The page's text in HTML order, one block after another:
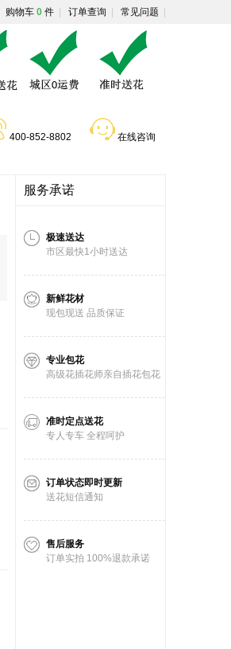
购物车 0 件 订单查询 常见问题
400-852-8802 在线咨询
服务承诺
极速送达
市区最快1小时送达
新鲜花材
现包现送 品质保证
专业包花
高级花插花师亲自插花包花
准时定点送花
专人专车 全程呵护
订单状态即时更新
送花短信通知
售后服务
订单实拍 100%退款承诺